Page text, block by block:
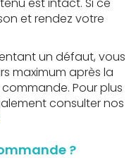
est intact. Si ce
et rendez votre
un défaut, vous
maximum après la
Pour plus
consulter nos
?